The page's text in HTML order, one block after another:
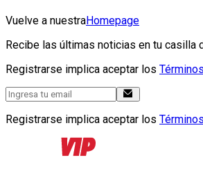
Vuelve a nuestraHomepage
Recibe las últimas noticias en tu casilla
Registrarse implica aceptar los
Registrarse implica aceptar los